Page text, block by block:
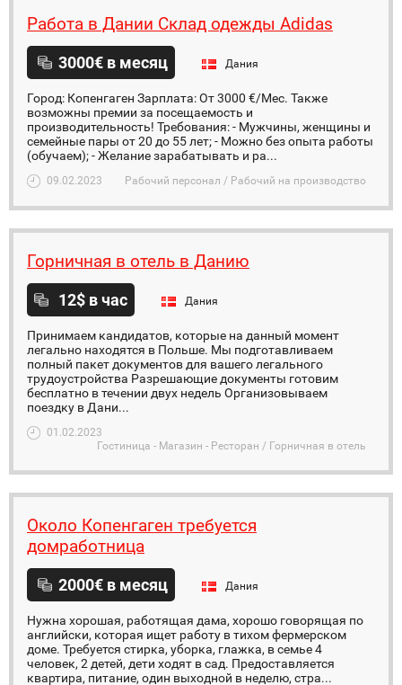
Работа в Дании Склад одежды Adidas
3000€ в месяц Дания
Город: Копенгаген Зарплата: От 3000 €/Мес. Также
возможны премии за посещаемость и
производительность! Требования: - Мужчины, женщины и
семейные пары от 20 до 55 лет; - Можно без опыта работы
(обучаем); - Желание зарабатывать и ра...
09.02.2023 Рабочий персонал / Рабочий на производство
Горничная в отель в Данию
12$ в час Дания
Принимаем кандидатов, которые на данный момент
легально находятся в Польше. Мы подготавливаем
полный пакет документов для вашего легального
трудоустройства Разрешающие документы готовим
бесплатно в течении двух недель Организовываем
поездку в Дани...
01.02.2023
Гостиница - Магазин - Ресторан / Горничная в отель
Около Копенгаген требуется
домработница
2000€ в месяц Дания
Нужна хорошая, работящая дама, хорошо говорящая по
английски, которая ищет работу в тихом фермерском
доме. Требуется стирка, уборка, глажка, в семье 4
человек, 2 детей, дети ходят в сад. Предоставляется
квартира, питание, один выходной в неделю, стра...